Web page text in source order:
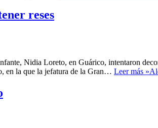
reses
Nidia Loreto, en Guárico, intentaron
en la que la jefatura de la Gran… Leer más »